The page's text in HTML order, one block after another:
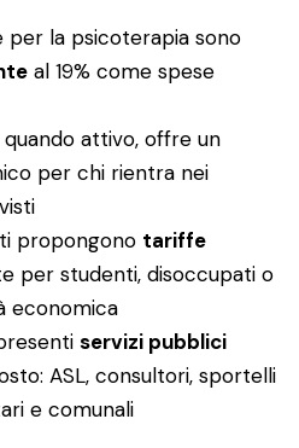
per la psicoterapia sono
al 19% come spese
quando attivo, offre un
per chi rientra nei
propongono tariffe
per studenti, disoccupati o
economica
servizi pubblici
ASL, consultori, sportelli
e comunali